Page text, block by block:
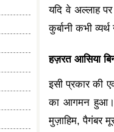
यदि वे अल्लाह
कुर्बानी कभी
हज़रत आसिया
इसी प्रकार की
का आगमन हुआ।
मुज़ाहिम, पैगंबर